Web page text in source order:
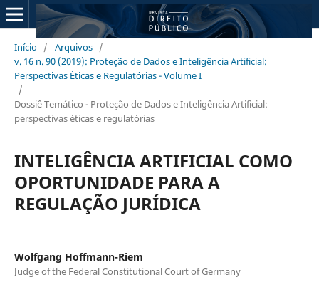
Início / Arquivos /
v. 16 n. 90 (2019): Proteção de Dados e Inteligência Artificial:
Perspectivas Éticas e Regulatórias - Volume I
/
Dossiê Temático - Proteção de Dados e Inteligência Artificial:
perspectivas éticas e regulatórias
INTELIGÊNCIA ARTIFICIAL COMO
OPORTUNIDADE PARA A
REGULAÇÃO JURÍDICA
Wolfgang Hoffmann-Riem
Judge of the Federal Constitutional Court of Germany